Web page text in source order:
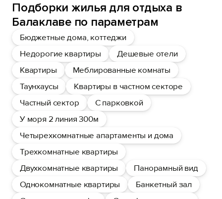
Подборки жилья для отдыха в
Балаклаве по параметрам
Бюджетные дома, коттеджи
Недорогие квартиры
Дешевые отели
Квартиры
Меблированные комнаты
Таунхаусы
Квартиры в частном секторе
Частный сектор
С парковкой
У моря 2 линия 300м
Четырехкомнатные апартаменты и дома
Трехкомнатные квартиры
Двухкомнатные квартиры
Панорамный вид
Однокомнатные квартиры
Банкетный зал